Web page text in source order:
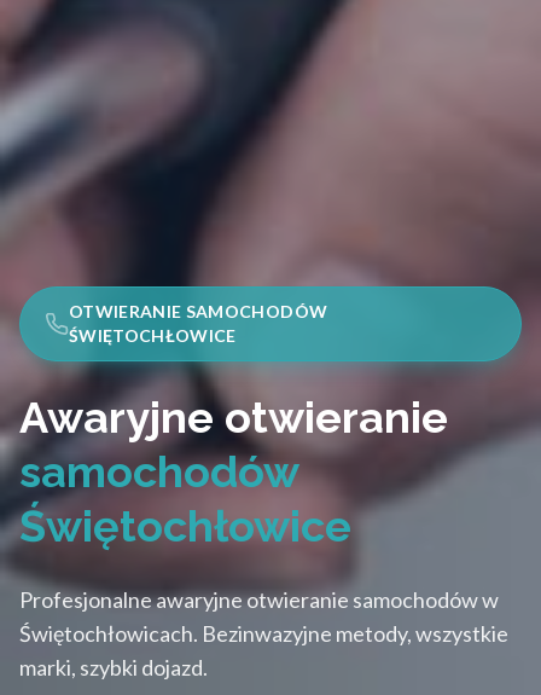
OTWIERANIE SAMOCHODÓW
ŚWIĘTOCHŁOWICE
Awaryjne otwieranie
samochodów
Świętochłowice
Profesjonalne awaryjne otwieranie samochodów w
Świętochłowicach. Bezinwazyjne metody, wszystkie
marki, szybki dojazd.